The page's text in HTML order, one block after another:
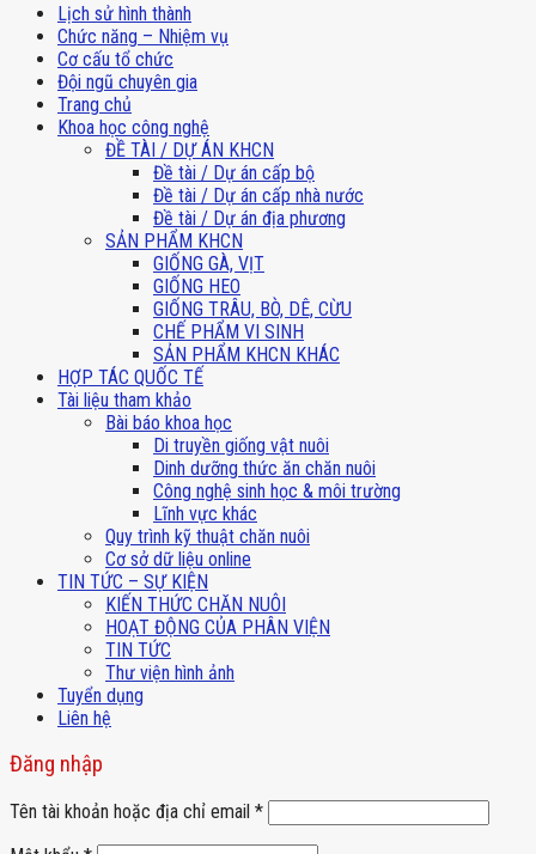
Lịch sử hình thành
Chức năng – Nhiệm vụ
Cơ cấu tổ chức
Đội ngũ chuyên gia
Trang chủ
Khoa học công nghệ
ĐỀ TÀI / DỰ ÁN KHCN
Đề tài / Dự án cấp bộ
Đề tài / Dự án cấp nhà nước
Đề tài / Dự án địa phương
SẢN PHẨM KHCN
GIỐNG GÀ, VỊT
GIỐNG HEO
GIỐNG TRÂU, BÒ, DÊ, CỪU
CHẾ PHẨM VI SINH
SẢN PHẨM KHCN KHÁC
HỢP TÁC QUỐC TẾ
Tài liệu tham khảo
Bài báo khoa học
Di truyền giống vật nuôi
Dinh dưỡng thức ăn chăn nuôi
Công nghệ sinh học & môi trường
Lĩnh vực khác
Quy trình kỹ thuật chăn nuôi
Cơ sở dữ liệu online
TIN TỨC – SỰ KIỆN
KIẾN THỨC CHĂN NUÔI
HOẠT ĐỘNG CỦA PHÂN VIỆN
TIN TỨC
Thư viện hình ảnh
Tuyển dụng
Liên hệ
Đăng nhập
Tên tài khoản hoặc địa chỉ email *